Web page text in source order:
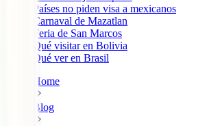
Países no piden visa a mexicanos
Carnaval de Mazatlan
Feria de San Marcos
Qué visitar en Bolivia
Qué ver en Brasil
Home
Blog